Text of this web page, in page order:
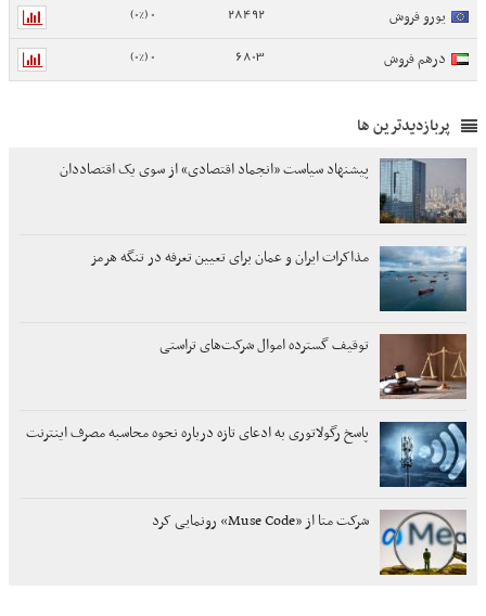
یورو فروش 28492
0 (0%)
درهم فروش 6803
0 (0%)
پربازدیدترین ها
پیشنهاد سیاست «انجماد اقتصادی» از سوی یک اقتصاددان
مذاکرات ایران و عمان برای تعیین تعرفه در تنگه هرمز
توقیف گسترده اموال شرکت‌های تراستی
پاسخ رگولاتوری به ادعای تازه درباره نحوه محاسبه مصرف اینترنت
شرکت متا از «Muse Code» رونمایی کرد